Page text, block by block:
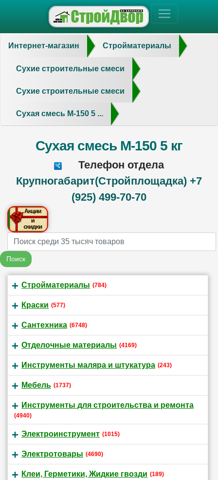
Интернет-магазин Стройматериалы
Сухие строительные смеси
Сухие строительные смеси
Сухая смесь М-150 5 ...
Сухая смесь М-150 5 кг
Телефон отдела
Крупногабарит(Стройплощадка) +7
(925) 499-70-70
Name
Поиск
Стройматериалы (784)
Краски (577)
Сантехника (6748)
Отделочные материалы (4169)
Инструменты маляра и штукатура (243)
Мебель (1737)
Инструменты для строительства и ремонта
(4940)
Электроинструмент (1015)
Электротовары (4690)
Клеи, Герметики, Жидкие гвозди (189)